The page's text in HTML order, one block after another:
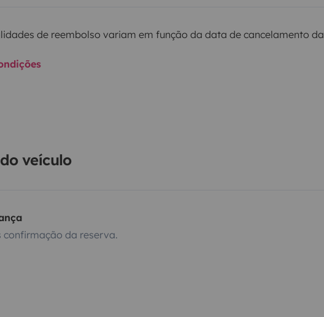
de reembolso variam em função da data de cancelamento da
veículo
da reserva.